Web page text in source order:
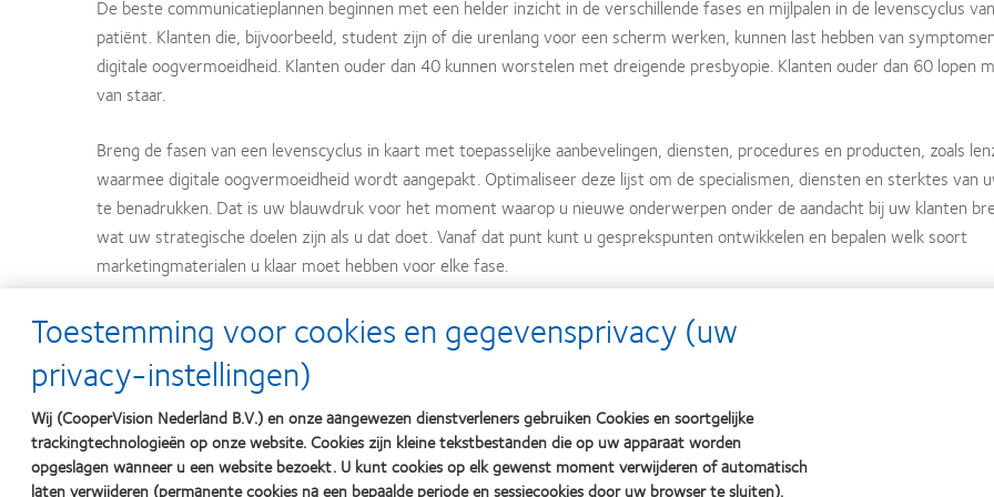
De beste communicatieplannen beginnen met een helder inzicht in de verschillende fases en mijlpalen in de levenscyclus
patiënt. Klanten die, bijvoorbeeld, student zijn of die urenlang voor een scherm werken, kunnen last hebben van
digitale oogvermoeidheid. Klanten ouder dan 40 kunnen worstelen met dreigende presbyopie. Klanten ouder dan 60 lopen
van staar.
Breng de fasen van een levenscyclus in kaart met toepasselijke aanbevelingen, diensten, procedures en producten, zoals
waarmee digitale oogvermoeidheid wordt aangepakt. Optimaliseer deze lijst om de specialismen, diensten en sterktes van
te benadrukken. Dat is uw blauwdruk voor het moment waarop u nieuwe onderwerpen onder de aandacht bij uw klanten
wat uw strategische doelen zijn als u dat doet. Vanaf dat punt kunt u gesprekspunten ontwikkelen en bepalen welk soort
marketingmaterialen u klaar moet hebben voor elke fase.
Maatwerk en optimalisatie
De effectiefste manieren om een communicatieplan voor klanten voor de lange termijn uit voeren zullen variëren, afhankelijk
doelen, voorkeuren van de klanten en middelen van elke praktijk. Is het haalbaar om maandelijks met uw patiënten te
of is per kwartaal het hoogst haalbare voor uw personeel en budget? Hebt u klanten die alleen van u willen horen wanneer
tijd is voor een afspraak? Welke communicatievormen genereren doorgaans meer afspraken voor u? Hebt u klanten die
Toestemming voor cookies en gegevensprivacy (uw
privacy-instellingen)
Wij (CooperVision Nederland B.V.) en onze aangewezen dienstverleners gebruiken Cookies en soortgelijke
trackingtechnologieën op onze website. Cookies zijn kleine tekstbestanden die op uw apparaat worden
opgeslagen wanneer u een website bezoekt. U kunt cookies op elk gewenst moment verwijderen of automatisch
laten verwijderen (permanente cookies na een bepaalde periode en sessiecookies door uw browser te sluiten).